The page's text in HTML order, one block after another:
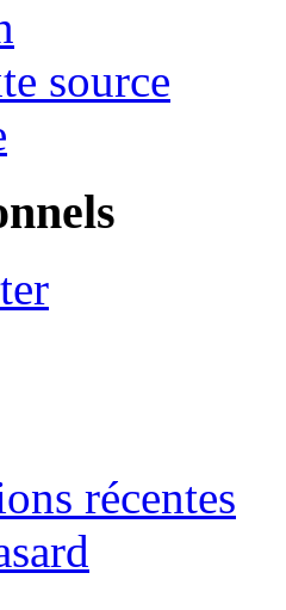
source
récentes